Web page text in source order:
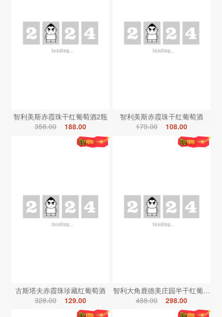
智利美斯赤霞珠干红葡萄酒2瓶
358.00
188.00
智利美斯赤霞珠干红葡萄酒
179.00
108.00
古斯塔夫赤霞珠珍藏红葡萄酒
328.00
129.00
智利大角鹿德美庄园半干红葡萄酒
488.00
298.00